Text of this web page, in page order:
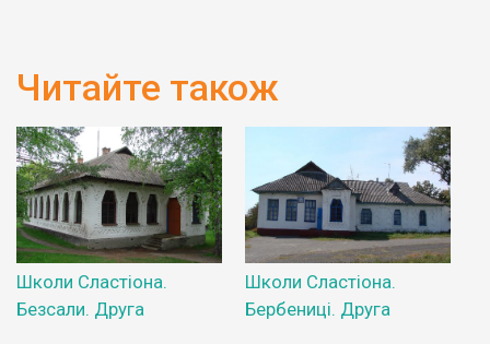
Читайте також
Школи Сластіона.
Безсали. Друга
Школи Сластіона.
Бербениці. Друга